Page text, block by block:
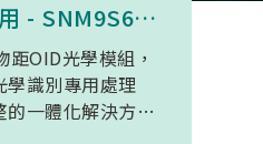
光學手寫筆應用 - SNM9S6100BC4000A
OID光學模組，
學識別專用處理
的一體化解決方